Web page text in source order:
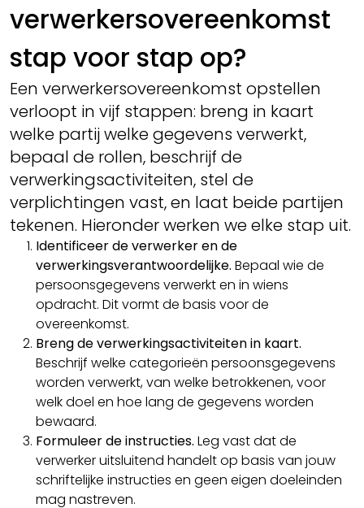
verwerkersovereenkomst
stap voor stap op?
Een verwerkersovereenkomst opstellen
verloopt in vijf stappen: breng in kaart
welke partij welke gegevens verwerkt,
bepaal de rollen, beschrijf de
verwerkingsactiviteiten, stel de
verplichtingen vast, en laat beide partijen
tekenen. Hieronder werken we elke stap uit.
Identificeer de verwerker en de
verwerkingsverantwoordelijke. Bepaal wie de
persoonsgegevens verwerkt en in wiens
opdracht. Dit vormt de basis voor de
overeenkomst.
Breng de verwerkingsactiviteiten in kaart.
Beschrijf welke categorieën persoonsgegevens
worden verwerkt, van welke betrokkenen, voor
welk doel en hoe lang de gegevens worden
bewaard.
Formuleer de instructies. Leg vast dat de
verwerker uitsluitend handelt op basis van jouw
schriftelijke instructies en geen eigen doeleinden
mag nastreven.